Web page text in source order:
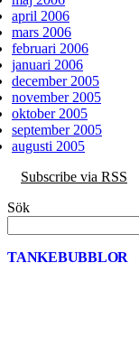
april 2006
mars 2006
februari 2006
januari 2006
december 2005
november 2005
oktober 2005
september 2005
augusti 2005
Subscribe via RSS
Sök
TANKEBUBBLOR